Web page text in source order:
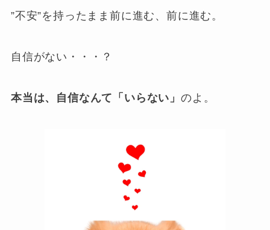
”不安”を持ったまま前に進む、前に進む。
自信がない・・・？
本当は、自信なんて「いらない」のよ。